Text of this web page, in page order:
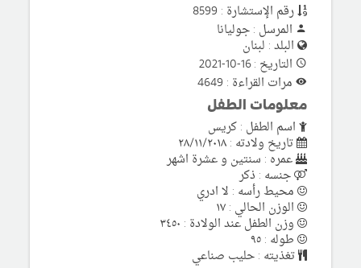
رقم الإستشارة : 8599
المرسل : جوليانا
البلد : لبنان
التاريخ : 16-10-2021
مرات القراءة : 4649
معلومات الطفل
اسم الطفل : كريس
تاريخ ولادته : ٢٨/١١/٢٠١٨
عمره : سنتين و عشرة اشهر
جنسه : ذكر
محيط رأسه : لا ادري
الوزن الحالي : ١٧
وزن الطفل عند الولادة : ٣٤٥٠
طوله : ٩٥
تغذيته : حليب صناعي